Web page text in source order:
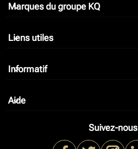
Marques du groupe KQ
keyboard_arrow_down
Liens utiles
keyboard_arrow_down
Informatif
keyboard_arrow_down
Aide
keyboard_arrow_down
Suivez-nous